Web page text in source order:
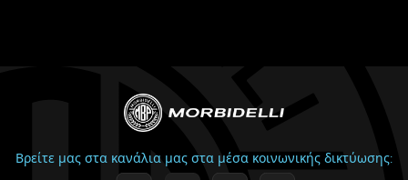
Βρείτε μας στα κανάλια μας στα μέσα κοινωνικής δικτύωσης: